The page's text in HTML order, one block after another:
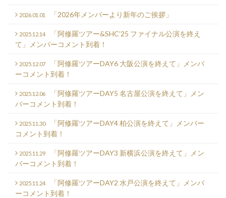
2026.01.01 「2026年メンバーより新年のご挨拶」
2025.12.14
「阿修羅ツアー&SHC’25 ファイナル公演を終え
て」メンバーコメント到着！
2025.12.07
「阿修羅ツアーDAY6 大阪公演を終えて」メンバ
ーコメント到着！
2025.12.06
「阿修羅ツアーDAY5 名古屋公演を終えて」メン
バーコメント到着！
2025.11.30
「阿修羅ツアーDAY4 柏公演を終えて」メンバー
コメント到着！
2025.11.29
「阿修羅ツアーDAY3 新横浜公演を終えて」メン
バーコメント到着！
2025.11.24
「阿修羅ツアーDAY2 水戸公演を終えて」メンバ
ーコメント到着！